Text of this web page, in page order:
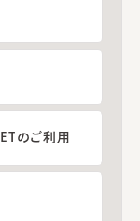
のご利用